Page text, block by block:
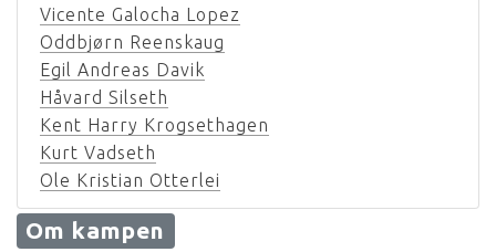
Vicente Galocha Lopez
Oddbjørn Reenskaug
Egil Andreas Davik
Håvard Silseth
Kent Harry Krogsethagen
Kurt Vadseth
Ole Kristian Otterlei
Om kampen